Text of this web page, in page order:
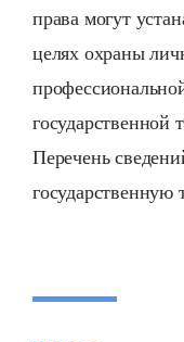
права могут
целях охраны
государственной
Перечень
государственную